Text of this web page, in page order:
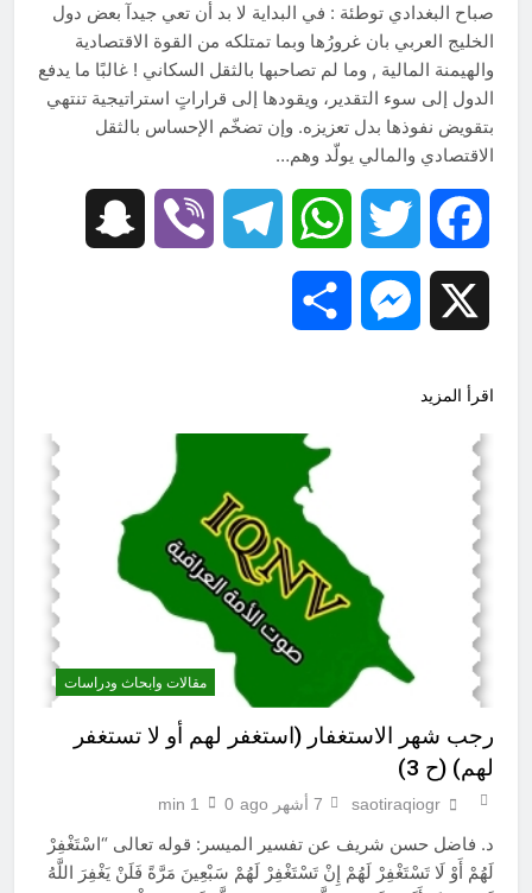
صباح البغدادي توطئة : في البداية لا بد أن تعي جيدآ بعض دول
الخليج العربي بان غرورُها وبما تمتلكه من القوة الاقتصادية
والهيمنة المالية , وما لم تصاحبها بالثقل السكاني ! غالبًا ما يدفع
الدول إلى سوء التقدير، ويقودها إلى قراراتٍ استراتيجية تنتهي
بتقويض نفوذها بدل تعزيزه. وإن تضخّم الإحساس بالثقل
الاقتصادي والمالي يولّد وهم…
Facebook
Twitter
WhatsApp
Telegram
Viber
Messenger
اقرأ المزيد
مقالات وابحاث ودراسات
رجب شهر الاستغفار (استغفر لهم أو لا تستغفر
لهم) (ح 3)
saotiraqiogr 7 أشهر ago 0
1 min
د. فاضل حسن شريف عن تفسير الميسر: قوله تعالى “اسْتَغْفِرْ
لَهُمْ أَوْ لَا تَسْتَغْفِرْ لَهُمْ إِنْ تَسْتَغْفِرْ لَهُمْ سَبْعِينَ مَرَّةً فَلَنْ يَغْفِرَ اللَّهُ